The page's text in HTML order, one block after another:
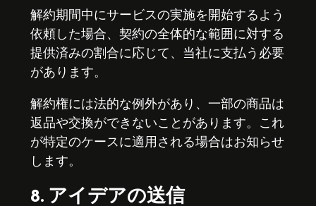
解約期間中にサービスの実施を開始するよう
依頼した場合、契約の全体的な範囲に対する
提供済みの割合に応じて、当社に支払う必要
があります。
解約権には法的な例外があり、一部の商品は
返品や交換ができないことがあります。これ
が特定のケースに適用される場合はお知らせ
します。
8. アイデアの送信